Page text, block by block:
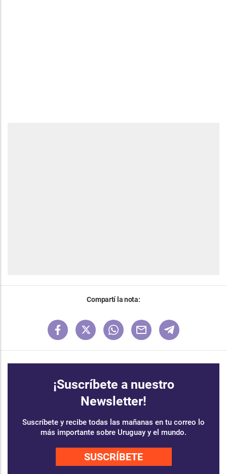
Compartí la nota:
¡Suscríbete a nuestro
Newsletter!
Suscríbete y recibe todas las mañanas en tu correo lo
más importante sobre Uruguay y el mundo.
SUSCRÍBETE